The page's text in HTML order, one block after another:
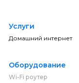
Услуги
Домашний интернет
Оборудование
Wi-Fi роутер